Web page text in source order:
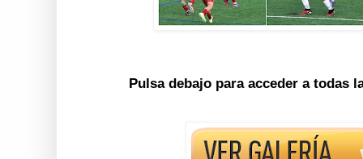
Pulsa debajo para acceder a todas